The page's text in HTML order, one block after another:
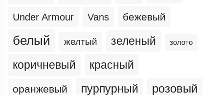
Under Armour Vans бежевый
белый желтый зеленый золото
коричневый красный
оранжевый пурпурный розовый